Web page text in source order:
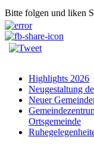
Bitte folgen und liken
Highlights 2026
Neugestaltung
Neuer
Ortsgemeinde